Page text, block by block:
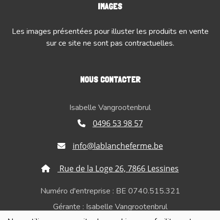
IMAGES
Les images présentées pour illuster les produits en vente
sur ce site ne sont pas contractuelles.
NOUS CONTACTER
Isabelle Vangrootenbrul
0496 53 98 57
info@lablancheferme.be
Rue de la Loge 26, 7866 Lessines
Numéro d'entreprise : BE 0740.515.321
Gérante : Isabelle Vangrootenbrul